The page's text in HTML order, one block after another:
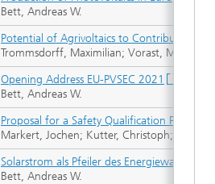
Bett, Andreas W.
Potential of Agrivoltaics to Contribute to
Trommsdorff, Maximilian; Vorast,
Opening Address EU-PVSEC 2021
Bett, Andreas W.
Proposal for a Safety Qualification
Markert, Jochen; Kutter, Christoph;
Solarstrom als Pfeiler des Energiewandels
Bett, Andreas W.